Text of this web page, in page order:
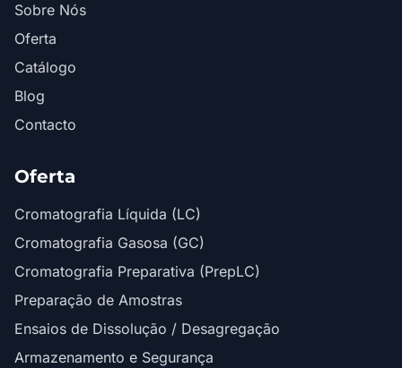
Sobre Nós
Oferta
Catálogo
Blog
Contacto
Oferta
Cromatografia Líquida (LC)
Cromatografia Gasosa (GC)
Cromatografia Preparativa (PrepLC)
Preparação de Amostras
Ensaios de Dissolução / Desagregação
Armazenamento e Segurança